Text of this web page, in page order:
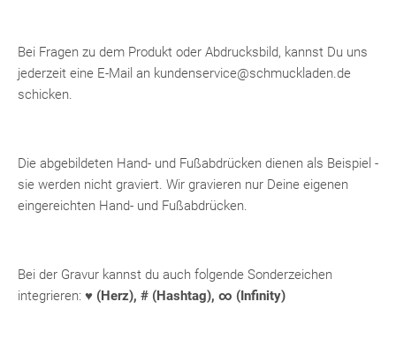
Bei Fragen zu dem Produkt oder Abdrucksbild, kannst Du uns
jederzeit eine E-Mail an kundenservice@schmuckladen.de
schicken.
Die abgebildeten Hand- und Fußabdrücken dienen als Beispiel -
sie werden nicht graviert. Wir gravieren nur Deine eigenen
eingereichten Hand- und Fußabdrücken.
Bei der Gravur kannst du auch folgende Sonderzeichen
integrieren: ♥ (Herz), # (Hashtag), ∞ (Infinity)